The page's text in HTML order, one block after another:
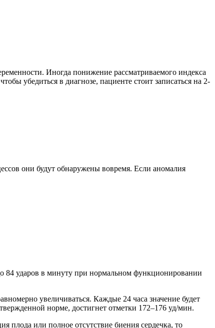
Иногда понижение рассматриваемого индекса
убедиться в диагнозе, пациенте стоит записаться на 2-
они будут обнаружены вовремя. Если аномалия
84 ударов в минуту при нормальном функционировании
увеличиваться. Каждые 24 часа значение будет
норме, достигнет отметки 172–176 уд/мин.
плода или полное отсутствие биения сердечка, то